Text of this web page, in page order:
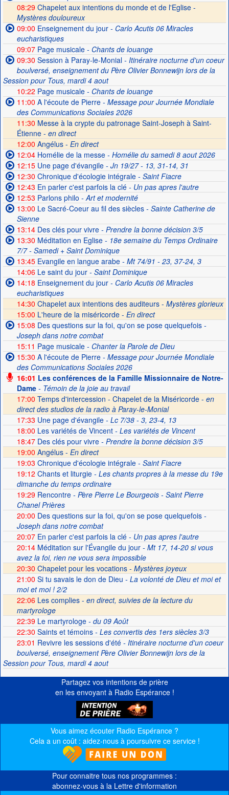
08:29 Chapelet aux intentions du monde et de l'Eglise -
Mystères douloureux
09:00 Enseignement du jour- Carlo Acutis 06 Miracles
eucharistiques
09:07Page musicale- Chants de louange
09:30 Session à Paray-le-Monial- Itinéraire nocturne d'un coeur
boulversé, enseignement du Père Olivier Bonnewijn lors de la
Session pour Tous, mardi 4 aout
10:22 Page musicale- Chants de louange
11:00 A l'écoute de Pierre- Message pour Journée Mondiale
des Communications Sociales 2026
11:30 Messe à la crypte du patronage Saint-Joseph à Saint-
Étienne - en direct
12:00 Angélus - En direct
12:04Homélie de la messe- Homélie du samedi 8 aout 2026
12:15Une page d'évangile- Jn 19/27 - 13, 31-14, 31
12:30 Chronique d'écologie intégrale- Saint Fiacre
12:43 En parler c'est parfois la clé- Un pas apres l'autre
12:53 Parlons philo - Art et modernité
13:00 Le Sacré-Coeur au fil des siècles- Sainte Catherine de
Sienne
13:14Des clés pour vivre- Prendre la bonne décision 3/5
13:30 Méditation en Eglise- 18e semaine du Temps Ordinaire
7/7 - Samedi + Saint Dominique
13:45Evangile en langue arabe- Mt 74/91 - 23, 37-24, 3
14:06Le saint du jour- Saint Dominique
14:18 Enseignement du jour- Carlo Acutis 06 Miracles
eucharistiques
14:30 Chapelet aux intentions des auditeurs - Mystères glorieux
15:00 L'heure de la miséricorde - En direct
15:08 Des questions sur la foi, qu'on se pose quelquefois-
Joseph dans notre combat
15:11 Page musicale- Chanter la Parole de Dieu
15:30 A l'écoute de Pierre- Message pour Journée Mondiale
des Communications Sociales 2026
16:01 Les conférences de la Famille Missionnaire de Notre-
Dame- Témoin de la joie au travail
17:00 Temps d'intercession - Chapelet de la Miséricorde - en
direct des studios de la radio à Paray-le-Monial
17:33 Une page d'évangile- Lc 7/38 - 3, 23-4, 13
18:00 Les variétés de Vincent- Les variétés de Vincent
18:47Des clés pour vivre- Prendre la bonne décision 3/5
19:00 Angélus - En direct
19:03 Chronique d'écologie intégrale- Saint Fiacre
19:12 Chants et liturgie- Les chants propres à la messe du 19e
dimanche du temps ordinaire
19:29Rencontre- Père Pierre Le Bourgeois - Saint Pierre
Chanel Prières
20:00 Des questions sur la foi, qu'on se pose quelquefois-
Joseph dans notre combat
20:07En parler c'est parfois la clé- Un pas apres l'autre
20:14Méditation sur l'Évangile du jour- Mt 17, 14-20 si vous
avez la foi, rien ne vous sera impossible
20:30 Chapelet pour les vocations - Mystères joyeux
21:00 Si tu savais le don de Dieu - La volonté de Dieu et moi et
moi et moi ! 2/2
22:06 Les complies - en direct, suivies de la lecture du
martyrologe
22:39Le martyrologe- du 09 Août
22:30 Saints et témoins- Les convertis des 1ers siècles 3/3
23:01 Revivre les sessions d'été- Itinéraire nocturne d'un coeur
boulversé, enseignement Père Olivier Bonnewijn lors de la
Session pour Tous, mardi 4 aout
Partagez vos intentions de prière
en les envoyant à Radio Espérance !
Vous aimez écouter Radio Espérance ?
Cela a un coût : aidez-nous à poursuivre ce service !
Pour connaitre tous nos programmes :
abonnez-vous à la Lettre d'information